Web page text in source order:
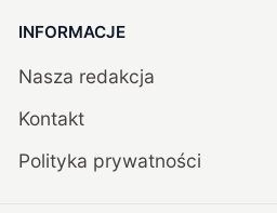
INFORMACJE
Nasza redakcja
Kontakt
Polityka prywatności